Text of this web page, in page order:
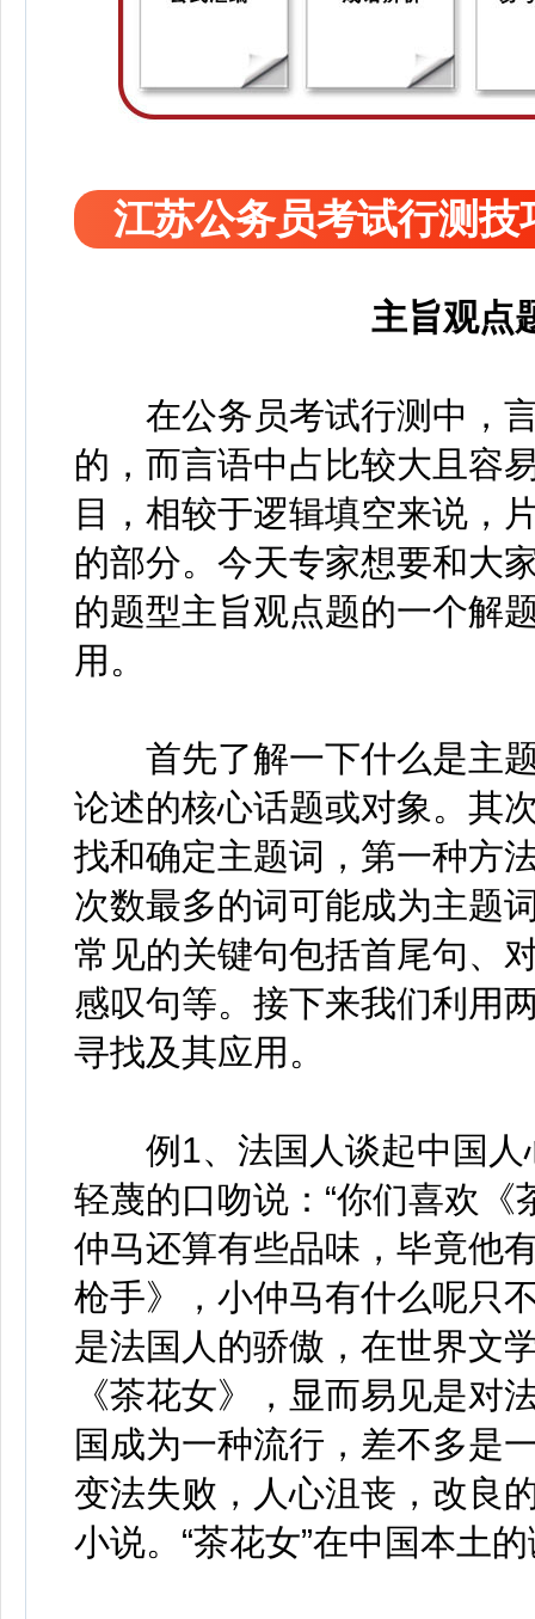
江苏公务员考试行测技
主旨观点
在公务员考试行测中，言
的，而言语中占比较大且容
目，相较于逻辑填空来说，
的部分。今天专家想要和大
的题型主旨观点题的一个解
用。
首先了解一下什么是主题
论述的核心话题或对象。其
找和确定主题词，第一种方
次数最多的词可能成为主题
常见的关键句包括首尾句、
感叹句等。接下来我们利用
寻找及其应用。
例1、法国人谈起中国人
轻蔑的口吻说：“你们喜欢《
仲马还算有些品味，毕竟他
枪手》，小仲马有什么呢只
是法国人的骄傲，在世界文
《茶花女》，显而易见是对
国成为一种流行，差不多是
变法失败，人心沮丧，改良
小说。“茶花女”在中国本土